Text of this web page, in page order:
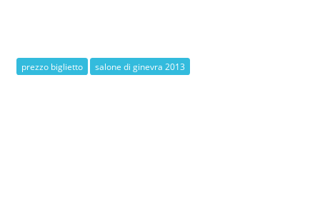
prezzo biglietto salone di ginevra 2013